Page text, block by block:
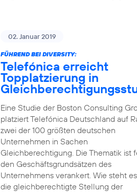
02. Januar 2019
FÜHREND BEI DIVERSITY:
Telefónica erreicht
Topplatzierung in
Eine Studie der Boston Consulting
platziert Telefónica Deutschland auf
zwei der 100 größten deutschen
Unternehmen in Sachen
Gleichberechtigung. Die Thematik ist
den Geschäftsgrundsätzen des
Unternehmens verankert. Wie steht
die gleichberechtigte Stellung der